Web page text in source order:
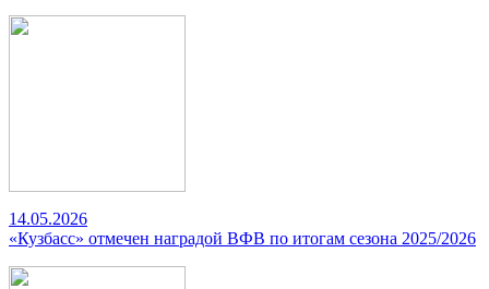
14.05.2026
«Кузбасс» отмечен наградой ВФВ по итогам сезона 2025/2026